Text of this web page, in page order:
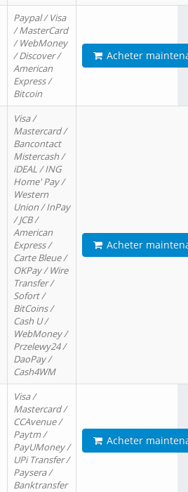
Paypal / Visa
/ MasterCard
/ WebMoney
/ Discover /
American
Express /
Bitcoin
Acheter
Visa /
Mastercard /
Bancontact
Mistercash /
iDEAL / ING
Home' Pay /
Western
Union / InPay
/ JCB /
American
Express /
Carte Bleue /
OKPay / Wire
Transfer /
Sofort /
BitCoins /
Cash U /
WebMoney /
Przelewy24 /
DaoPay /
Cash4WM
Acheter
Visa /
Mastercard /
CCAvenue /
Paytm /
PayUMoney /
UPi Transfer /
Paysera /
Banktransfer
Acheter